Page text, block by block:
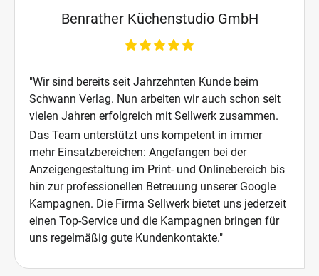
Benrather Küchenstudio GmbH
"Wir sind bereits seit Jahrzehnten Kunde beim
Schwann Verlag. Nun arbeiten wir auch schon seit
vielen Jahren erfolgreich mit Sellwerk zusammen.
Das Team unterstützt uns kompetent in immer
mehr Einsatzbereichen: Angefangen bei der
Anzeigengestaltung im Print- und Onlinebereich bis
hin zur professionellen Betreuung unserer Google
Kampagnen. Die Firma Sellwerk bietet uns jederzeit
einen Top-Service und die Kampagnen bringen für
uns regelmäßig gute Kundenkontakte."